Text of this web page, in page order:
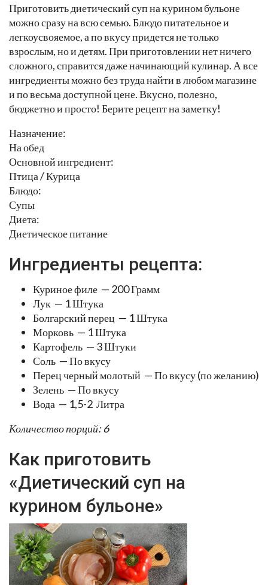
Приготовить диетический суп на курином бульоне
можно сразу на всю семью. Блюдо питательное и
легкоусвояемое, а по вкусу придется не только
взрослым, но и детям. При приготовлении нет ничего
сложного, справится даже начинающий кулинар. А все
ингредиенты можно без труда найти в любом магазине
и по весьма доступной цене. Вкусно, полезно,
бюджетно и просто! Берите рецепт на заметку!
Назначение:
На обед
Основной ингредиент:
Птица / Курица
Блюдо:
Супы
Диета:
Диетическое питание
Ингредиенты рецепта:
Куриное филе — 200 Грамм
Лук — 1 Штука
Болгарский перец — 1 Штука
Морковь — 1 Штука
Картофель — 3 Штуки
Соль — По вкусу
Перец черный молотый — По вкусу (по желанию)
Зелень — По вкусу
Вода — 1,5-2 Литра
Количество порций: 6
Как приготовить
«Диетический суп на
курином бульоне»